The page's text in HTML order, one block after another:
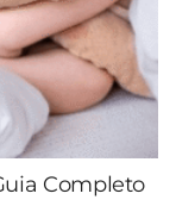
Completo